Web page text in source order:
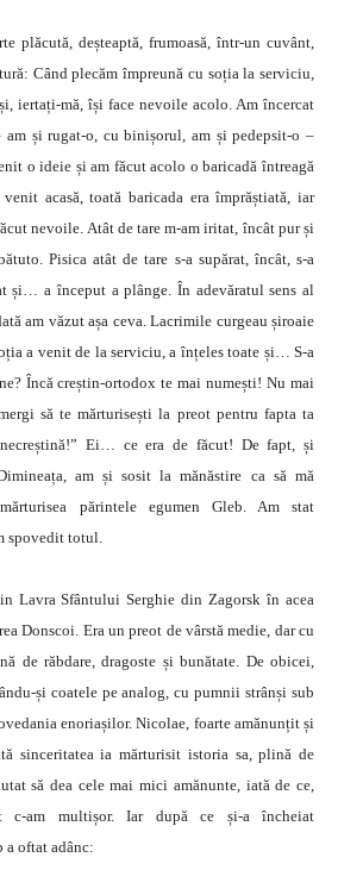
deșteaptă, frumoasă, într-un cuvânt,
Când plecăm împreună cu soția la serviciu,
iertați-mă, își face nevoile acolo. Am încercat
și rugat-o, cu binișorul, am și pedepsit-o –
o ideie și am făcut acolo o baricadă întreagă
acasă, toată baricada era împrăștiată, iar
nevoile. Atât de tare m-am iritat, încât pur și
Pisica atât de tare s-a supărat, încât, s-a
și… a început a plânge. În adevăratul sens al
am văzut așa ceva. Lacrimile curgeau șiroaie
a venit de la serviciu, a înțeles toate și… S-a
Încă creștin-ortodox te mai numești! Nu mai
să te mărturisești la preot pentru fapta ta
Ei… ce era de făcut! De fapt, și
am și sosit la mănăstire ca să mă
părintele egumen Gleb. Am stat
spovedit totul.
Lavra Sfântului Serghie din Zagorsk în acea
Donscoi. Era un preot de vârstă medie, dar cu
de răbdare, dragoste și bunătate. De obicei,
și coatele pe analog, cu pumnii strânși sub
enoriașilor. Nicolae, foarte amănunțit și
sinceritatea ia mărturisit istoria sa, plină de
să dea cele mai mici amănunte, iată de ce,
c-am multișor. Iar după ce și-a încheiat
a oftat adânc: